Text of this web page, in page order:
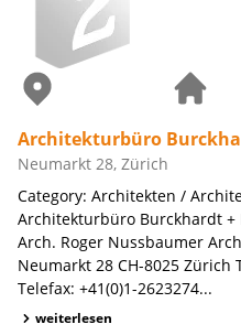
Architekturbüro
Neumarkt 28, Zürich
Category: Architekten /
Architekturbüro Burckhardt +
Arch. Roger Nussbaumer
Neumarkt 28 CH-8025 Zürich
Telefax: +41(0)1-2623274...
weiterlesen